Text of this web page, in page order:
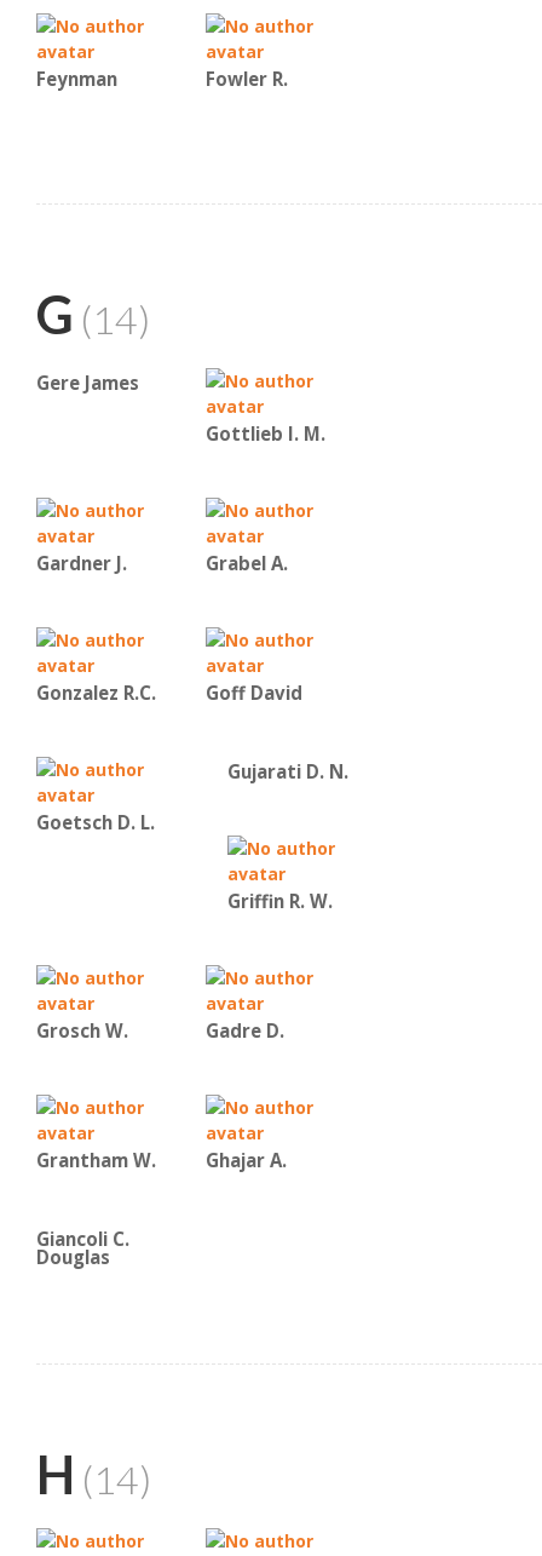
Feynman Fowler R.
G (14)
Gere James
Gottlieb I. M.
Gardner J. Grabel A.
Gonzalez R.C. Goff David
Goetsch D. L.
Gujarati D. N.
Griffin R. W.
Grosch W. Gadre D.
Grantham W. Ghajar A.
Giancoli C.
Douglas
H (14)